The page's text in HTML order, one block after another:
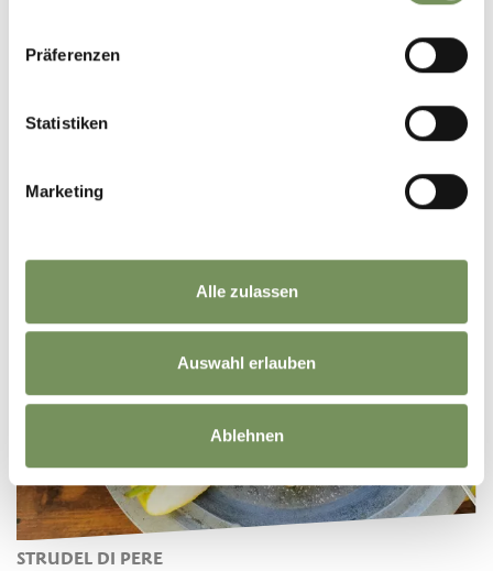
Präferenzen
Statistiken
Marketing
Alle zulassen
Auswahl erlauben
Ablehnen
VENTAGLI DI PASTA SFOGLIA
STRUDEL DI PERE